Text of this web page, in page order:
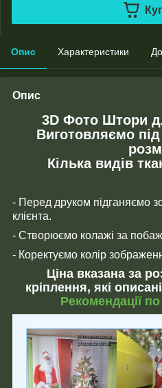
Опис Характеристики
Опис
3D Фото Штори
Виготовляємо
Кілька видів
- Перед друком підганяємо
клієнта.
- Створюємо колажі за
- Коректуємо колір
Ціна вказана за
кріплення, які
Рекомендації